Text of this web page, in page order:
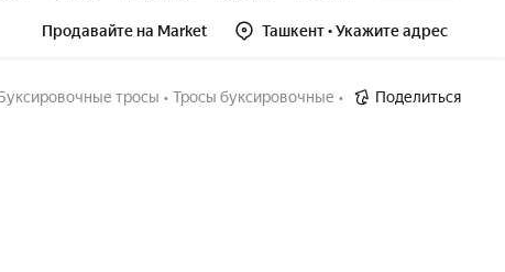
Продавайте на Market Ташкент• Укажите адрес
тросы • Тросы буксировочные •
Поделиться